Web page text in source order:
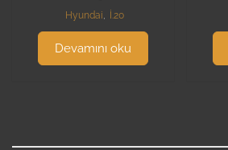
Hyundai, İ.20
Devamını oku